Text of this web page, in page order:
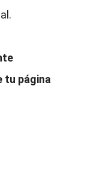
tu página